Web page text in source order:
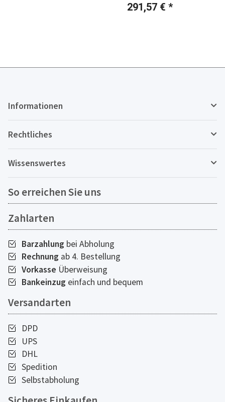
291,57 € *
Informationen
Rechtliches
Wissenswertes
So erreichen Sie uns
Zahlarten
Barzahlung bei Abholung
Rechnung ab 4. Bestellung
Vorkasse Überweisung
Bankeinzug einfach und bequem
Versandarten
DPD
UPS
DHL
Spedition
Selbstabholung